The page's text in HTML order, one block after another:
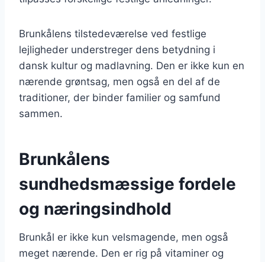
Brunkålens tilstedeværelse ved festlige
lejligheder understreger dens betydning i
dansk kultur og madlavning. Den er ikke kun en
nærende grøntsag, men også en del af de
traditioner, der binder familier og samfund
sammen.
Brunkålens
sundhedsmæssige fordele
og næringsindhold
Brunkål er ikke kun velsmagende, men også
meget nærende. Den er rig på vitaminer og